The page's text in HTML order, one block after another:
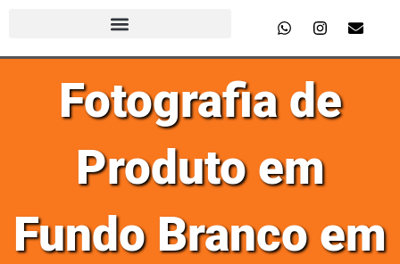
Fotografia de
Produto em
Fundo Branco em